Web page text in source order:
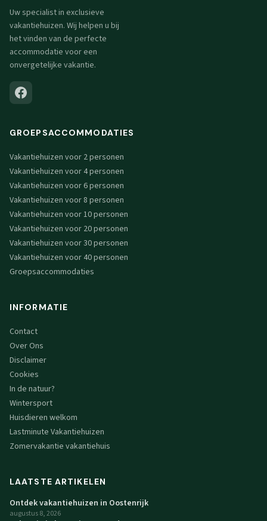
Uw specialist in exclusieve
vakantiehuizen. Wij helpen u bij
het vinden van de perfecte
accommodatie voor een
onvergetelijke vakantie.
GROEPSACCOMMODATIES
Vakantiehuizen voor 2 personen
Vakantiehuizen voor 4 personen
Vakantiehuizen voor 6 personen
Vakantiehuizen voor 8 personen
Vakantiehuizen voor 10 personen
Vakantiehuizen voor 20 personen
Vakantiehuizen voor 30 personen
Vakantiehuizen voor 40 personen
Groepsaccommodaties
INFORMATIE
Contact
Over Ons
Disclaimer
Cookies
In de natuur?
Wintersport
Huisdieren welkom
Lastminute Vakantiehuizen
Zomervakantie vakantiehuis
LAATSTE ARTIKELEN
Ontdek vakantiehuizen in Oostenrijk
augustus 8, 2026